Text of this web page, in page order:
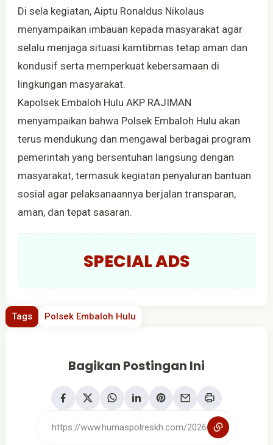
Di sela kegiatan, Aiptu Ronaldus Nikolaus
menyampaikan imbauan kepada masyarakat agar
selalu menjaga situasi kamtibmas tetap aman dan
kondusif serta memperkuat kebersamaan di
lingkungan masyarakat.
Kapolsek Embaloh Hulu AKP RAJIMAN
menyampaikan bahwa Polsek Embaloh Hulu akan
terus mendukung dan mengawal berbagai program
pemerintah yang bersentuhan langsung dengan
masyarakat, termasuk kegiatan penyaluran bantuan
sosial agar pelaksanaannya berjalan transparan,
aman, dan tepat sasaran.
SPECIAL ADS
Tags Polsek Embaloh Hulu
Bagikan Postingan Ini